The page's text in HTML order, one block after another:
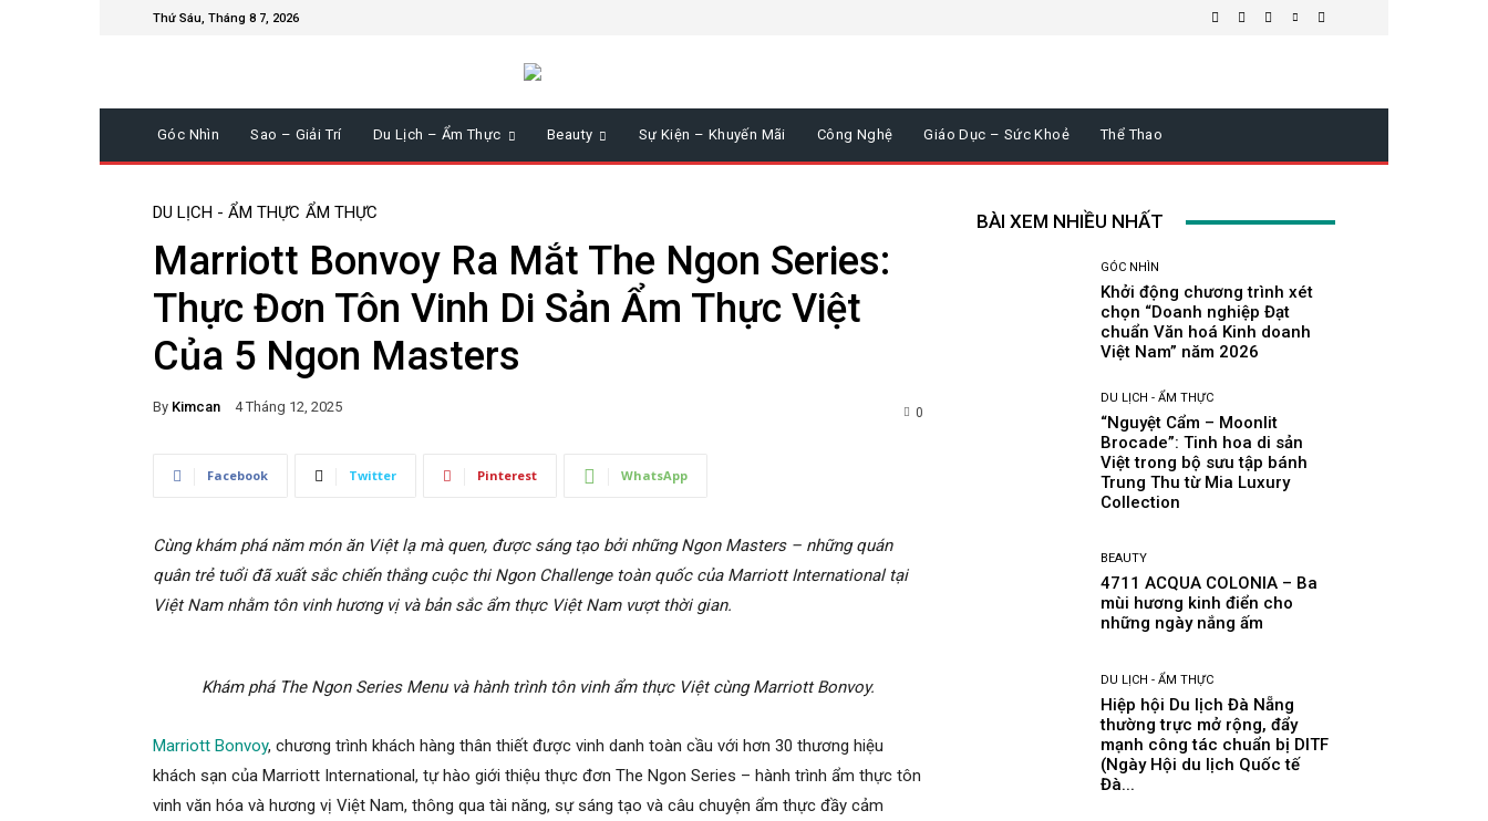
Thứ Sáu, Tháng 8 7, 2026
Góc Nhìn Sao – Giải Trí Du Lịch – Ẩm Thực Beauty Sự Kiện – Khuyến Mãi Công Nghệ Giáo Dục – Sức Khoẻ Thể Thao
DU LỊCH - ẨM THỰC ẨM THỰC
Marriott Bonvoy Ra Mắt The Ngon Series:
Thực Đơn Tôn Vinh Di Sản Ẩm Thực Việt
Của 5 Ngon Masters
By Kimcan 4 Tháng 12, 2025 0
Facebook Twitter Pinterest WhatsApp
Cùng khám phá năm món ăn Việt lạ mà quen, được sáng tạo bởi những Ngon Masters – những quán
quân trẻ tuổi đã xuất sắc chiến thắng cuộc thi Ngon Challenge toàn quốc của Marriott International tại
Việt Nam nhằm tôn vinh hương vị và bản sắc ẩm thực Việt Nam vượt thời gian.
Khám phá The Ngon Series Menu và hành trình tôn vinh ẩm thực Việt cùng Marriott Bonvoy.
Marriott Bonvoy, chương trình khách hàng thân thiết được vinh danh toàn cầu với hơn 30 thương hiệu
khách sạn của Marriott International, tự hào giới thiệu thực đơn The Ngon Series – hành trình ẩm thực tôn
vinh văn hóa và hương vị Việt Nam, thông qua tài năng, sự sáng tạo và câu chuyện ẩm thực đầy cảm
BÀI XEM NHIỀU NHẤT
GÓC NHÌN
Khởi động chương trình xét
chọn “Doanh nghiệp Đạt
chuẩn Văn hoá Kinh doanh
Việt Nam” năm 2026
DU LỊCH - ẨM THỰC
“Nguyệt Cẩm – Moonlit
Brocade”: Tinh hoa di sản
Việt trong bộ sưu tập bánh
Trung Thu từ Mia Luxury
Collection
BEAUTY
4711 ACQUA COLONIA – Ba
mùi hương kinh điển cho
những ngày nắng ấm
DU LỊCH - ẨM THỰC
Hiệp hội Du lịch Đà Nẵng
thường trực mở rộng, đẩy
mạnh công tác chuẩn bị DITF
(Ngày Hội du lịch Quốc tế
Đà...